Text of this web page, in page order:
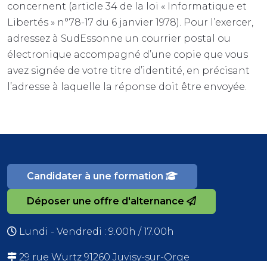
concernent (article 34 de la loi « Informatique et
Libertés » n°78-17 du 6 janvier 1978). Pour l’exercer,
adressez à SudEssonne un courrier postal ou
électronique accompagné d’une copie que vous
avez signée de votre titre d’identité, en précisant
l’adresse à laquelle la réponse doit être envoyée.
Candidater à une formation
Déposer une offre d'alternance
Lundi - Vendredi : 9.00h / 17.00h
29 rue Wurtz 91260 Juvisy-sur-Orge